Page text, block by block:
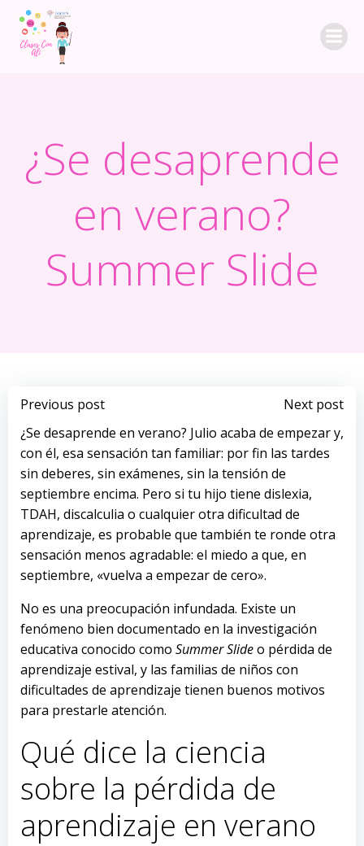
¿Se desaprende
en verano?
Summer Slide
Navegación
de
entradas
Previous post
Navegación
de
entradas
Next post
¿Se desaprende en verano? Julio acaba de empezar y,
con él, esa sensación tan familiar: por fin las tardes
sin deberes, sin exámenes, sin la tensión de
septiembre encima. Pero si tu hijo tiene dislexia,
TDAH, discalculia o cualquier otra dificultad de
aprendizaje, es probable que también te ronde otra
sensación menos agradable: el miedo a que, en
septiembre, «vuelva a empezar de cero».
No es una preocupación infundada. Existe un
fenómeno bien documentado en la investigación
educativa conocido como Summer Slideo pérdida de
aprendizaje estival, y las familias de niños con
dificultades de aprendizaje tienen buenos motivos
para prestarle atención.
Qué dice la ciencia
sobre la pérdida de
aprendizaje en verano